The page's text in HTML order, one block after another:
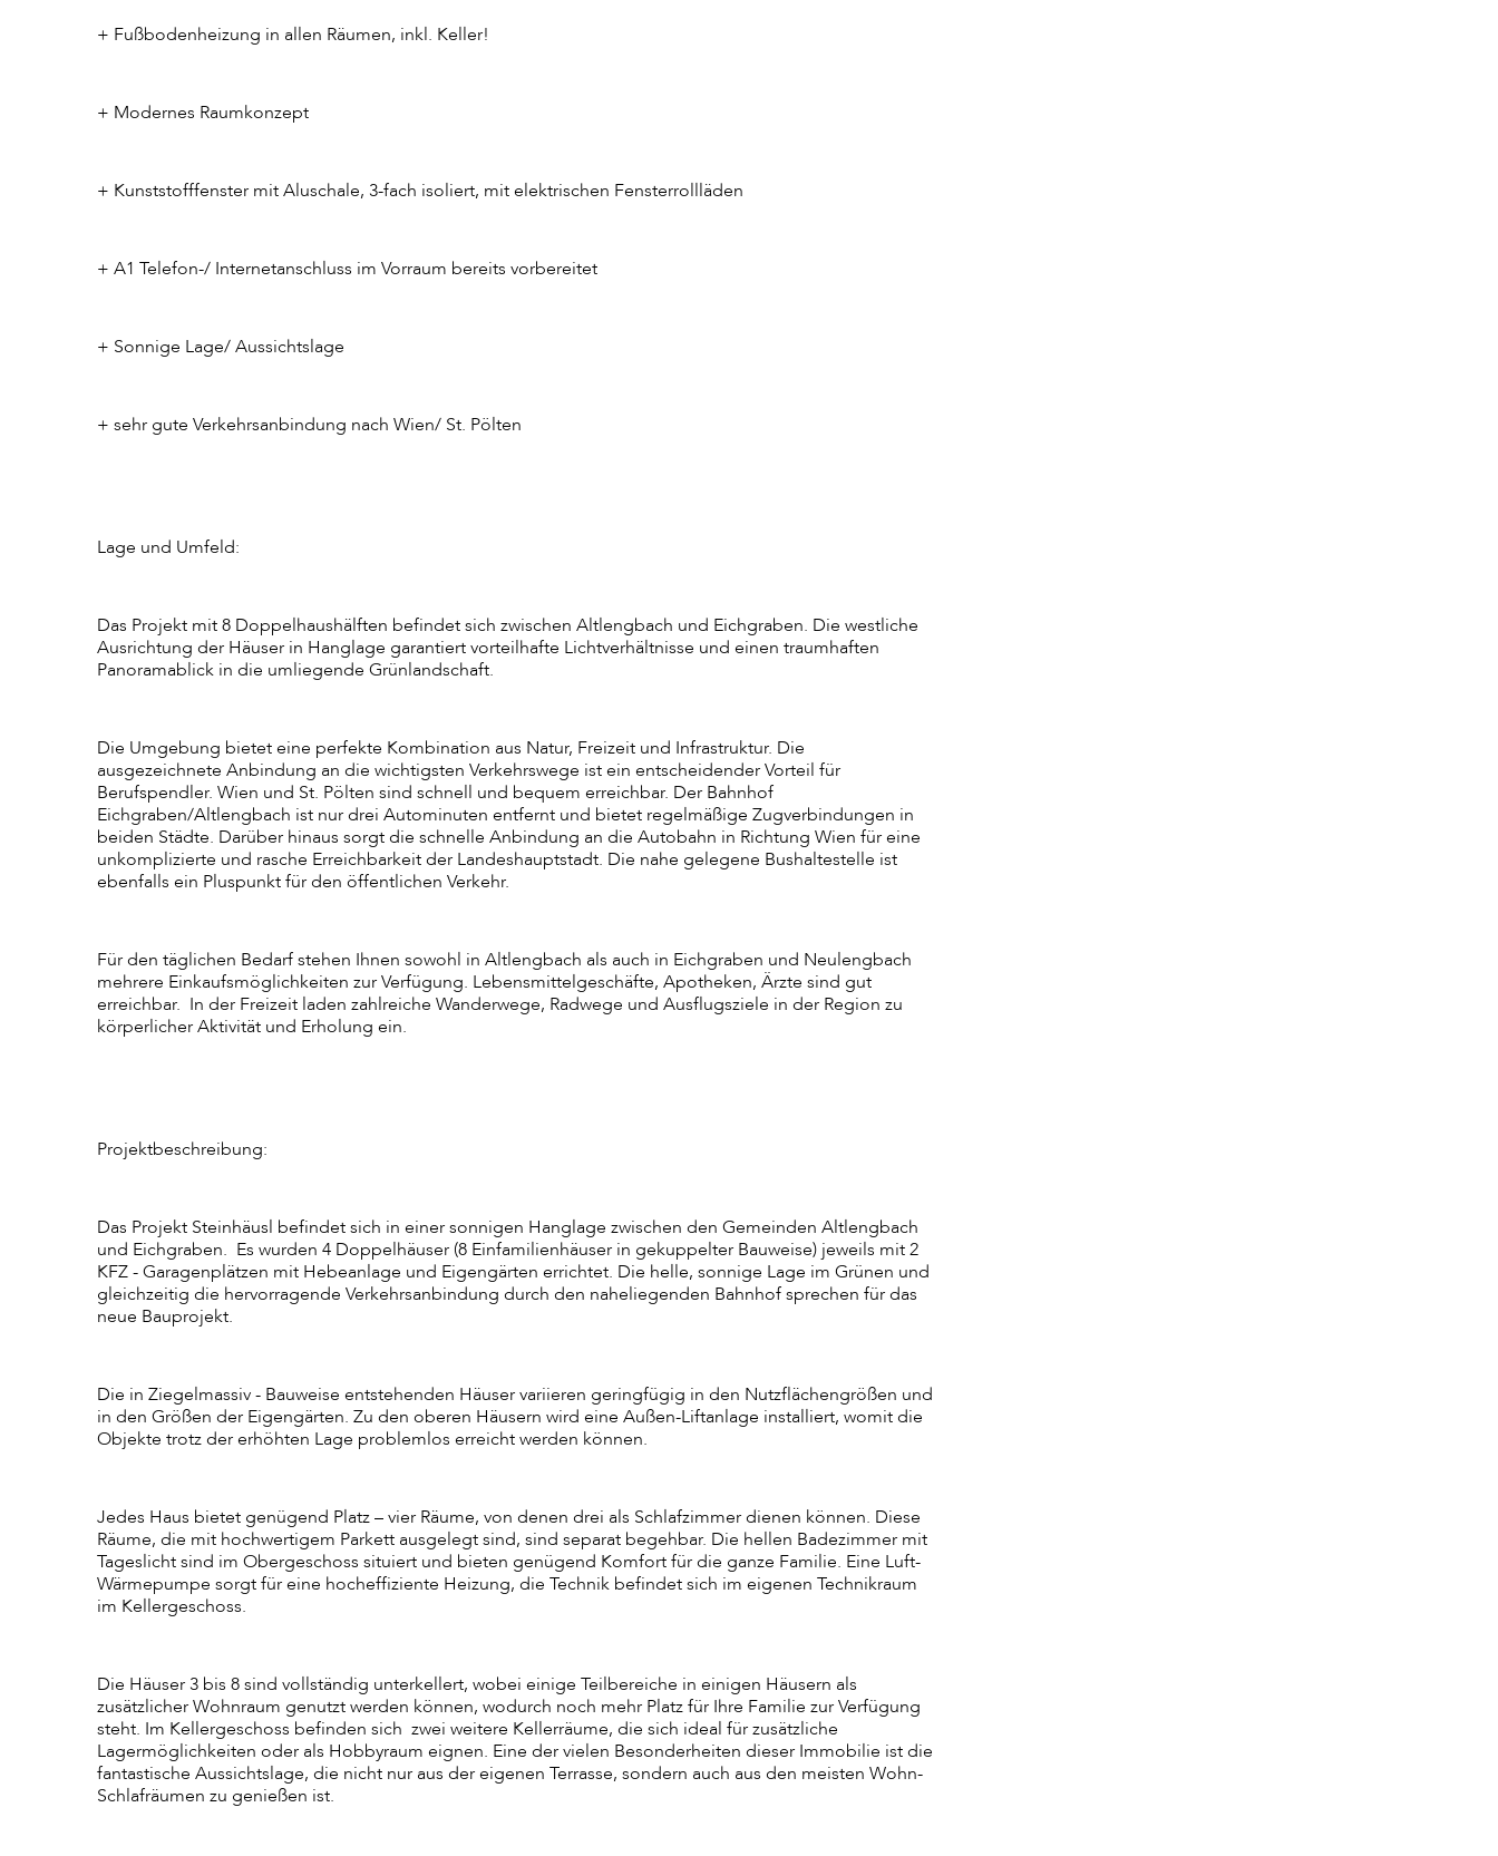
+ Fußbodenheizung in allen Räumen, inkl. Keller!
+ Modernes Raumkonzept
+ Kunststofffenster mit Aluschale, 3-fach isoliert, mit elektrischen Fensterrollläden
+ A1 Telefon-/ Internetanschluss im Vorraum bereits vorbereitet
+ Sonnige Lage/ Aussichtslage
+ sehr gute Verkehrsanbindung nach Wien/ St. Pölten
Lage und Umfeld:
Das Projekt mit 8 Doppelhaushälften befindet sich zwischen Altlengbach und Eichgraben. Die westliche
Ausrichtung der Häuser in Hanglage garantiert vorteilhafte Lichtverhältnisse und einen traumhaften
Panoramablick in die umliegende Grünlandschaft.
Die Umgebung bietet eine perfekte Kombination aus Natur, Freizeit und Infrastruktur. Die
ausgezeichnete Anbindung an die wichtigsten Verkehrswege ist ein entscheidender Vorteil für
Berufspendler. Wien und St. Pölten sind schnell und bequem erreichbar. Der Bahnhof
Eichgraben/Altlengbach ist nur drei Autominuten entfernt und bietet regelmäßige Zugverbindungen in
beiden Städte. Darüber hinaus sorgt die schnelle Anbindung an die Autobahn in Richtung Wien für eine
unkomplizierte und rasche Erreichbarkeit der Landeshauptstadt. Die nahe gelegene Bushaltestelle ist
ebenfalls ein Pluspunkt für den öffentlichen Verkehr.
Für den täglichen Bedarf stehen Ihnen sowohl in Altlengbach als auch in Eichgraben und Neulengbach
mehrere Einkaufsmöglichkeiten zur Verfügung. Lebensmittelgeschäfte, Apotheken, Ärzte sind gut
erreichbar. In der Freizeit laden zahlreiche Wanderwege, Radwege und Ausflugsziele in der Region zu
körperlicher Aktivität und Erholung ein.
Projektbeschreibung:
Das Projekt Steinhäusl befindet sich in einer sonnigen Hanglage zwischen den Gemeinden Altlengbach
und Eichgraben. Es wurden 4 Doppelhäuser (8 Einfamilienhäuser in gekuppelter Bauweise) jeweils mit 2
KFZ - Garagenplätzen mit Hebeanlage und Eigengärten errichtet. Die helle, sonnige Lage im Grünen und
gleichzeitig die hervorragende Verkehrsanbindung durch den naheliegenden Bahnhof sprechen für das
neue Bauprojekt.
Die in Ziegelmassiv - Bauweise entstehenden Häuser variieren geringfügig in den Nutzflächengrößen und
in den Größen der Eigengärten. Zu den oberen Häusern wird eine Außen-Liftanlage installiert, womit die
Objekte trotz der erhöhten Lage problemlos erreicht werden können.
Jedes Haus bietet genügend Platz – vier Räume, von denen drei als Schlafzimmer dienen können. Diese
Räume, die mit hochwertigem Parkett ausgelegt sind, sind separat begehbar. Die hellen Badezimmer mit
Tageslicht sind im Obergeschoss situiert und bieten genügend Komfort für die ganze Familie. Eine Luft-
Wärmepumpe sorgt für eine hocheffiziente Heizung, die Technik befindet sich im eigenen Technikraum
im Kellergeschoss.
Die Häuser 3 bis 8 sind vollständig unterkellert, wobei einige Teilbereiche in einigen Häusern als
zusätzlicher Wohnraum genutzt werden können, wodurch noch mehr Platz für Ihre Familie zur Verfügung
steht. Im Kellergeschoss befinden sich zwei weitere Kellerräume, die sich ideal für zusätzliche
Lagermöglichkeiten oder als Hobbyraum eignen. Eine der vielen Besonderheiten dieser Immobilie ist die
fantastische Aussichtslage, die nicht nur aus der eigenen Terrasse, sondern auch aus den meisten Wohn-
Schlafräumen zu genießen ist.